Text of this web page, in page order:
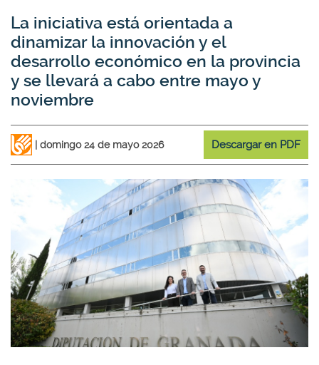
La iniciativa está orientada a
dinamizar la innovación y el
desarrollo económico en la provincia
y se llevará a cabo entre mayo y
noviembre
domingo 24 de mayo 2026 Descargar en PDF